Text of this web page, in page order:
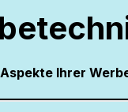
Ihrer